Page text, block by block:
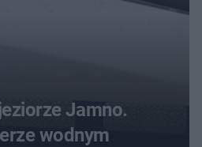
Jamno.
wodnym